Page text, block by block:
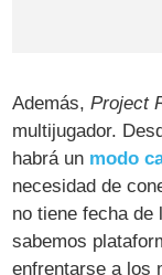
Además,Project
multijugador.
habrá un modo
necesidad de
no tiene fecha de
sabemos
enfrentarse a los